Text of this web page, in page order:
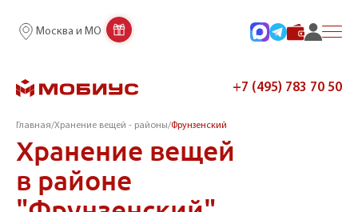
Москва и МО
+7 (495) 783 70 50
Главная/Хранение вещей - районы/Фрунзенский
Хранение вещей
в районе